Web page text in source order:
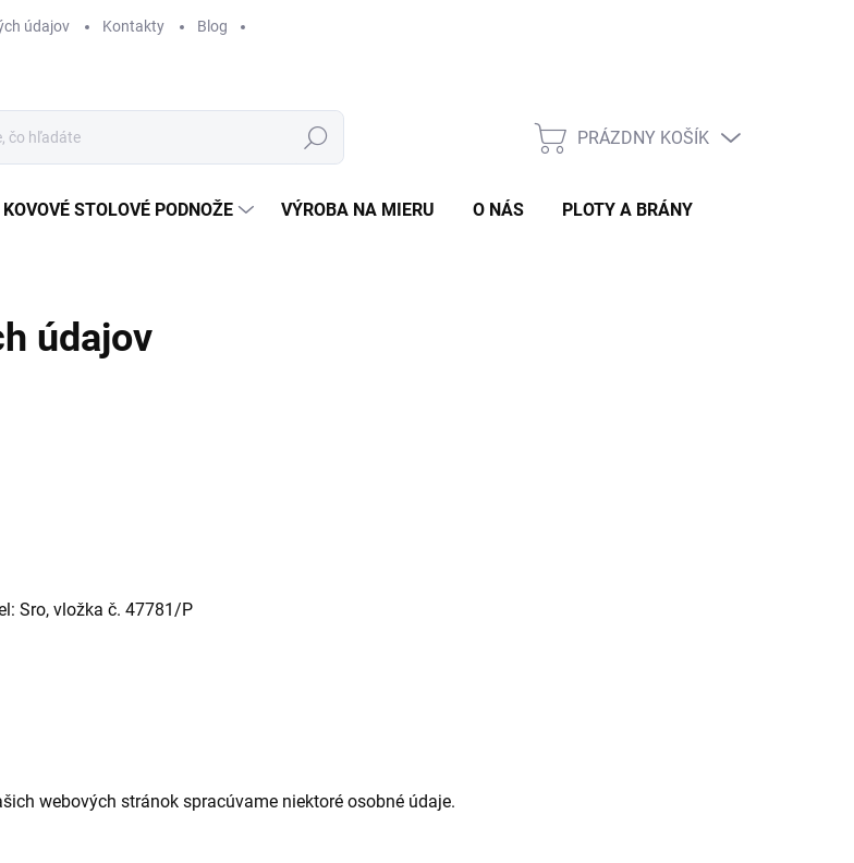
údajov Kontakty Blog
Hľadať
NÁKUPNÝ
PRÁZDNY KOŠÍK
KOVOVÉ STOLOVÉ PODNOŽE VÝROBA NA MIERU O NÁS PLOTY A BRÁNY
údajov
Sro, vložka č. 47781/P
webových stránok spracúvame niektoré osobné údaje.